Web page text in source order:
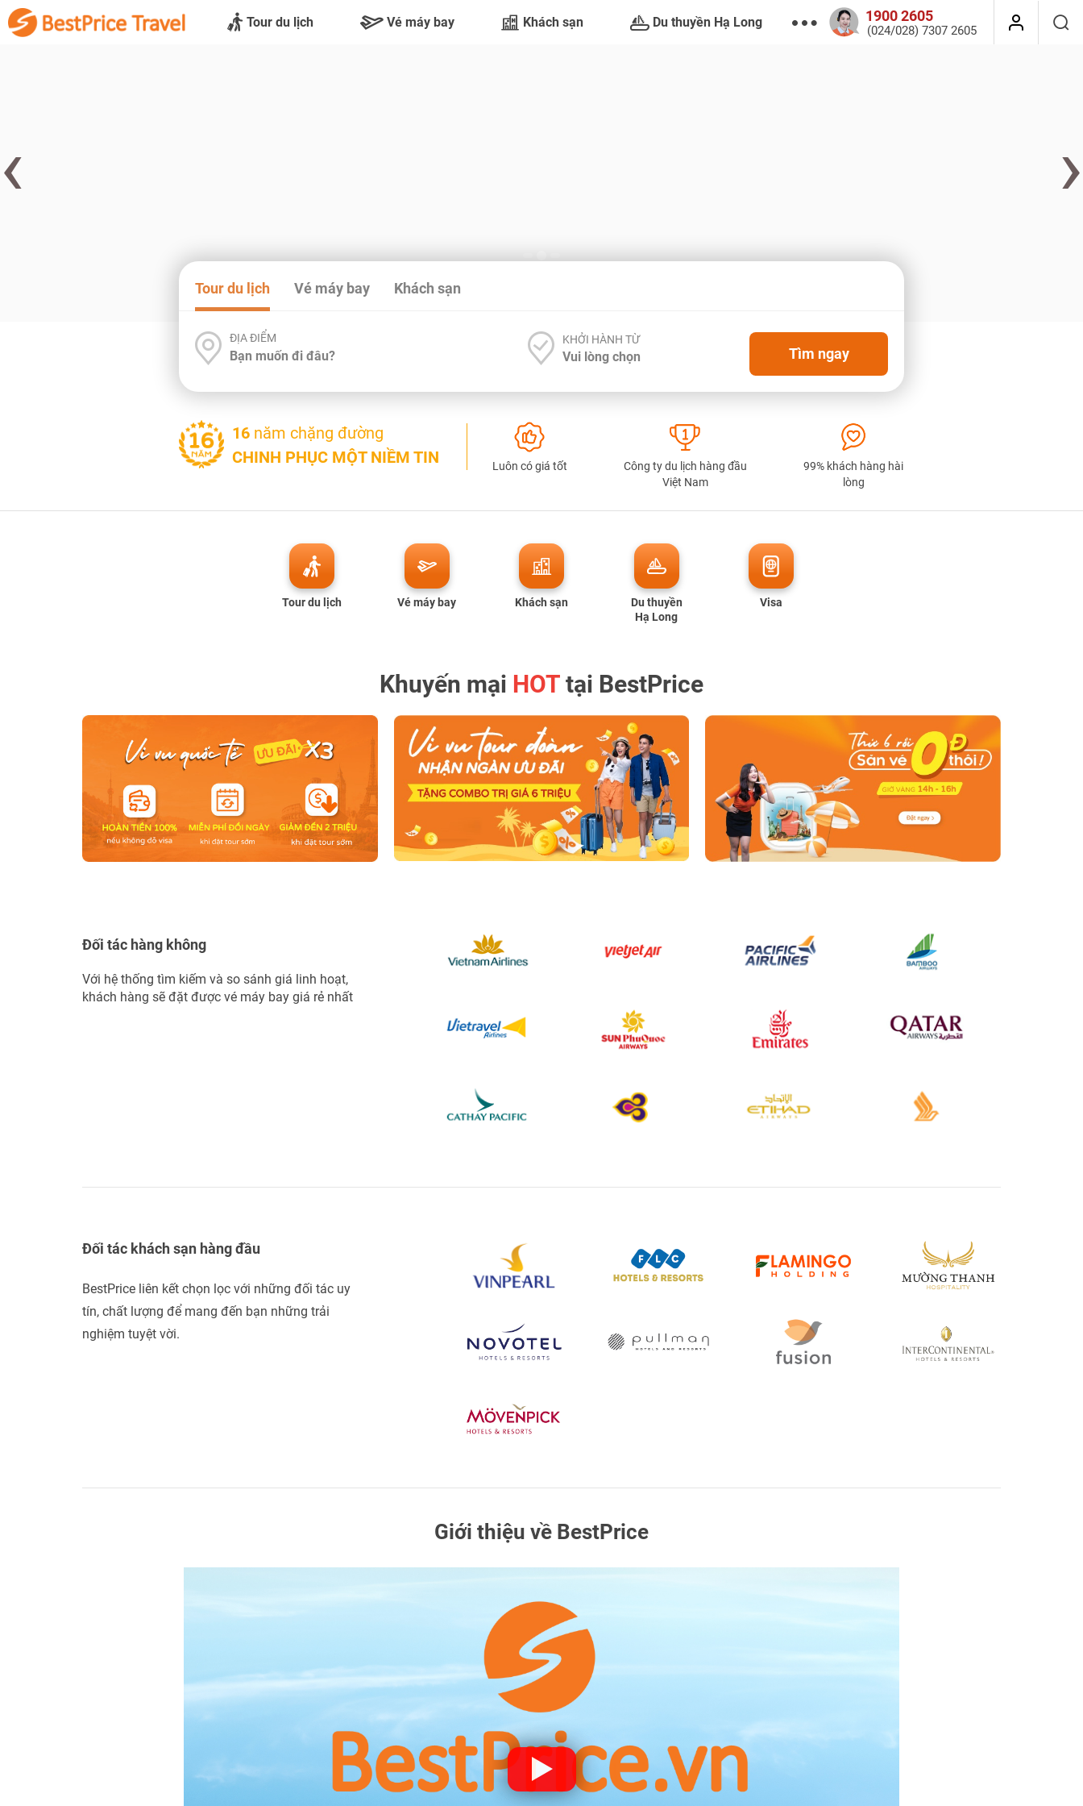
Tour du lịch Vé máy bay Khách sạn Du thuyền Hạ Long 1900 2605
(024/028) 7307 2605
‹ ›
Tour du lịch Vé máy bay Khách sạn
ĐỊA ĐIỂM KHỞI HÀNH TỪ
Tìm ngay
16 năm chặng đường
CHINH PHỤC MỘT NIỀM TIN
Luôn có giá tốt
Công ty du lịch hàng đầu
Việt Nam
99% khách hàng hài
lòng
Tour du lịch Vé máy bay Khách sạn
Du thuyền
Hạ Long
Visa
Khuyến mại HOT tại BestPrice
Đối tác hàng không
Với hệ thống tìm kiếm và so sánh giá linh hoạt,
khách hàng sẽ đặt được vé máy bay giá rẻ nhất
Đối tác khách sạn hàng đầu
BestPrice liên kết chọn lọc với những đối tác uy
tín, chất lượng để mang đến bạn những trải
nghiệm tuyệt vời.
Giới thiệu về BestPrice
TƯ VẤN NGAY
NHẬN ƯU ĐÃI NGAY